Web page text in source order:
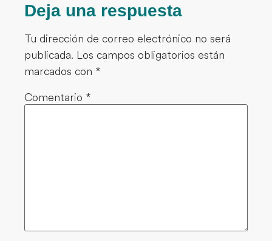
Deja una respuesta
Tu dirección de correo electrónico no será
publicada. Los campos obligatorios están
marcados con *
Comentario *